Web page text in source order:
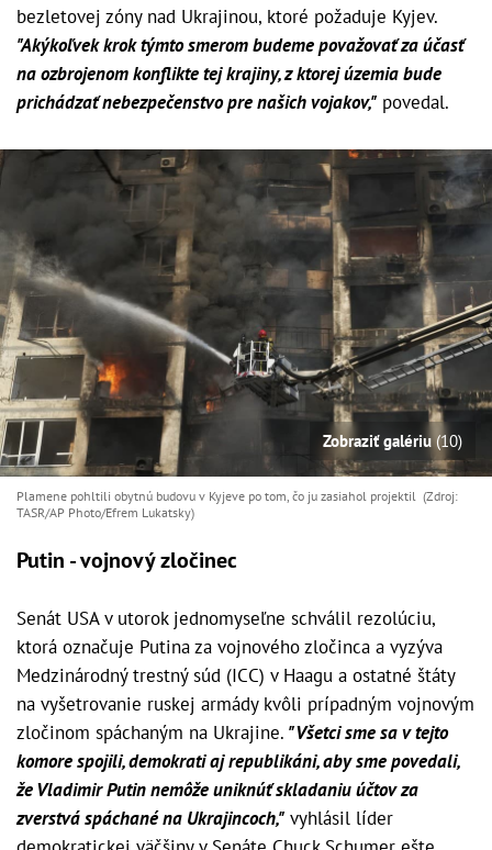
bezletovej zóny nad Ukrajinou, ktoré požaduje Kyjev.
"Akýkoľvek krok týmto smerom budeme považovať za účasť
na ozbrojenom konflikte tej krajiny, z ktorej územia bude
prichádzať nebezpečenstvo pre našich vojakov," povedal.
Zobraziť galériu(10)
Plamene pohltili obytnú budovu v Kyjeve po tom, čo ju zasiahol projektil (Zdroj:
TASR/AP Photo/Efrem Lukatsky)
Putin - vojnový zločinec
Senát USA v utorok jednomyseľne schválil rezolúciu,
ktorá označuje Putina za vojnového zločinca a vyzýva
Medzinárodný trestný súd (ICC) v Haagu a ostatné štáty
na vyšetrovanie ruskej armády kvôli prípadným vojnovým
zločinom spáchaným na Ukrajine. "Všetci sme sa v tejto
komore spojili, demokrati aj republikáni, aby sme povedali,
že Vladimir Putin nemôže uniknúť skladaniu účtov za
zverstvá spáchané na Ukrajincoch," vyhlásil líder